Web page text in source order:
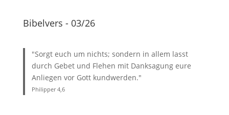
Bibelvers - 03/26
"Sorgt euch um nichts; sondern in allem lasst
durch Gebet und Flehen mit Danksagung eure
Anliegen vor Gott kundwerden."
Philipper 4,6